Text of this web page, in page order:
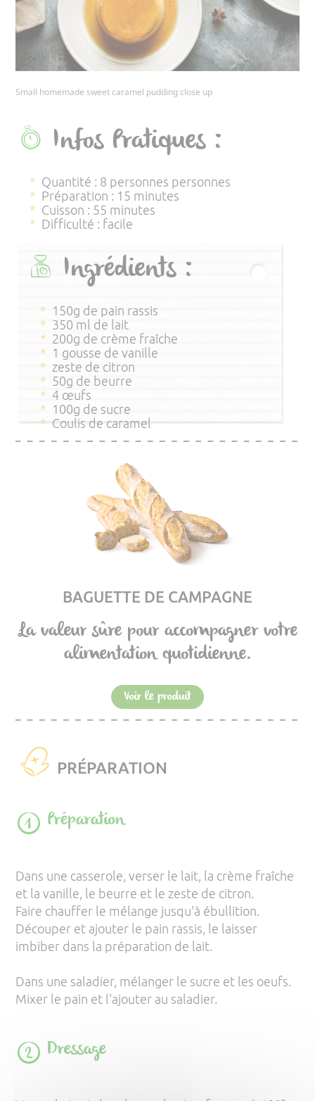
Small homemade sweet caramel pudding close up
Infos Pratiques :
Quantité : 8 personnes personnes
Préparation : 15 minutes
Cuisson : 55 minutes
Difficulté : facile
Ingrédients :
150g de pain rassis
350 ml de lait
200g de crème fraîche
1 gousse de vanille
zeste de citron
50g de beurre
4 œufs
100g de sucre
Coulis de caramel
BAGUETTE DE CAMPAGNE
La valeur sûre pour accompagner votre
alimentation quotidienne.
Voir le produit
PRÉPARATION
Préparation
Dans une casserole, verser le lait, la crème fraîche
et la vanille, le beurre et le zeste de citron.
Faire chauffer le mélange jusqu'à ébullition.
Découper et ajouter le pain rassis, le laisser
imbiber dans la préparation de lait.
Dans une saladier, mélanger le sucre et les oeufs.
Mixer le pain et l'ajouter au saladier.
Dressage